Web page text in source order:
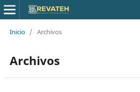
Inicio / Archivos
Archivos